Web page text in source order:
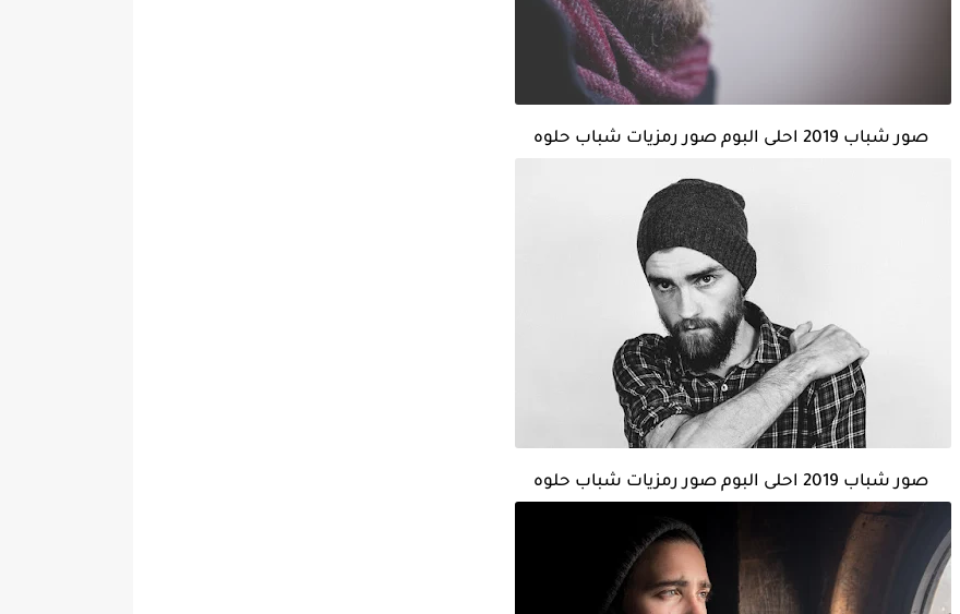
صور شباب 2019 احلى البوم صور رمزيات شباب حلوه
صور شباب 2019 احلى البوم صور رمزيات شباب حلوه